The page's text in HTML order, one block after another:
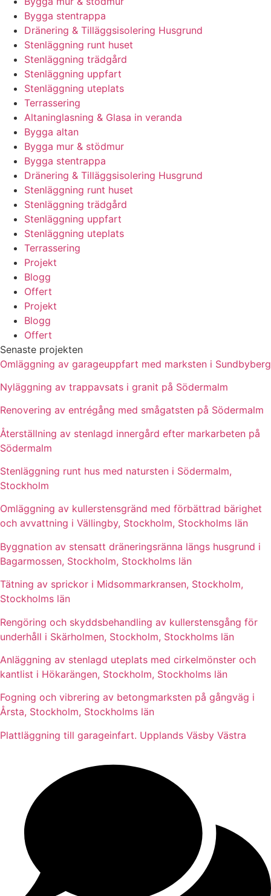
Bygga stentrappa
Dränering & Tilläggsisolering Husgrund
Stenläggning runt huset
Stenläggning trädgård
Stenläggning uppfart
Stenläggning uteplats
Terrassering
Altaninglasning & Glasa in veranda
Bygga altan
Bygga mur & stödmur
Bygga stentrappa
Dränering & Tilläggsisolering Husgrund
Stenläggning runt huset
Stenläggning trädgård
Stenläggning uppfart
Stenläggning uteplats
Terrassering
Projekt
Blogg
Offert
Projekt
Blogg
Offert
Senaste projekten
Omläggning av garageuppfart med marksten i Sundbyberg
Nyläggning av trappavsats i granit på Södermalm
Renovering av entrégång med smågatsten på Södermalm
Återställning av stenlagd innergård efter markarbeten på
Södermalm
Stenläggning runt hus med natursten i Södermalm,
Stockholm
Omläggning av kullerstensgränd med förbättrad bärighet
och avvattning i Vällingby, Stockholm, Stockholms län
Byggnation av stensatt dräneringsränna längs husgrund i
Bagarmossen, Stockholm, Stockholms län
Tätning av sprickor i Midsommarkransen, Stockholm,
Stockholms län
Rengöring och skyddsbehandling av kullerstensgång för
underhåll i Skärholmen, Stockholm, Stockholms län
Anläggning av stenlagd uteplats med cirkelmönster och
kantlist i Hökarängen, Stockholm, Stockholms län
Fogning och vibrering av betongmarksten på gångväg i
Årsta, Stockholm, Stockholms län
Plattläggning till garageinfart. Upplands Väsby Västra